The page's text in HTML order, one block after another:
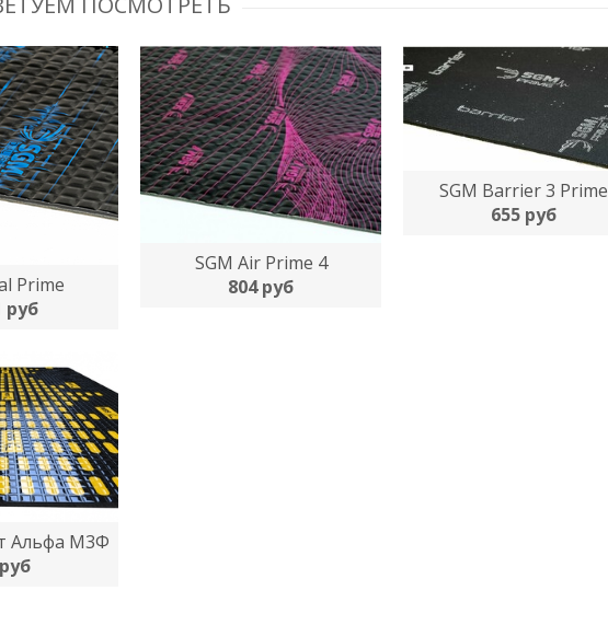
Prime
руб
SGM Air Prime 4
804 руб
SGM Barrier 3 Prime
655 руб
Альфа М3Ф